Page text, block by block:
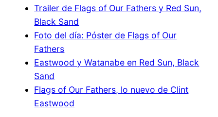
Trailer de Flags of Our Fathers y Red Sun,
Black Sand
Foto del día: Póster de Flags of Our
Fathers
Eastwood y Watanabe en Red Sun, Black
Sand
Flags of Our Fathers, lo nuevo de Clint
Eastwood